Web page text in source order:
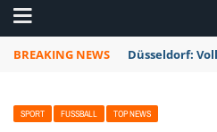
BREAKING NEWS Düsseldorf:
SPORT FUSSBALL TOP NEWS